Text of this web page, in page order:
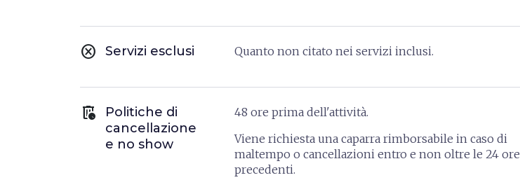
cancel Servizi esclusi Quanto non citato nei servizi inclusi.
auto_delete
Politiche di
cancellazione
e no show
48 ore prima dell'attività.
Viene richiesta una caparra rimborsabile in caso di
maltempo o cancellazioni entro e non oltre le 24 ore
precedenti.